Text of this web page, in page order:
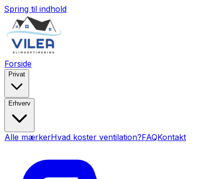
Spring til indhold
Forside
Privat
Erhverv
Alle mærkerHvad koster ventilation?FAQKontakt